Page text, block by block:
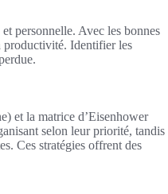
personnelle. Avec les bonnes
productivité. Identifier les
et la matrice d’Eisenhower
selon leur priorité, tandis
Ces stratégies offrent des